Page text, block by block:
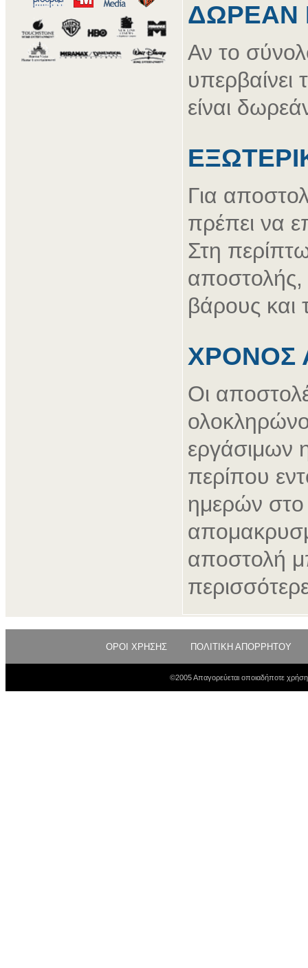
ΔΩΡΕΑΝ
Αν το
υπερβαίνει
είναι
Για
πρέπει να
Στη
αποστολής,
βάρους και
ΧΡΟΝΟΣ
Οι
εργάσιμων
περίπου
ημερών στο
αποστολή
ΟΡΟΙ ΧΡΗΣΗΣ ΠΟΛΙΤΙΚΗ ΑΠΟΡΡΗΤΟΥ
©2005 Απαγορεύεται οποιαδήποτε